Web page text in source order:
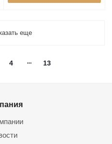
еще
4 13